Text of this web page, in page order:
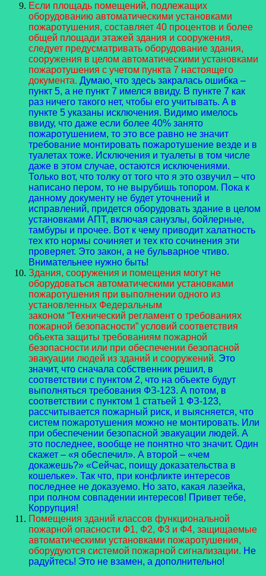
Если площадь помещений, подлежащих
оборудованию автоматическими установками
пожаротушения, составляет 40 процентов и более
общей площади этажей здания и сооружения,
следует предусматривать оборудование здания,
сооружения в целом автоматическими установками
пожаротушения с учетом пункта 7 настоящего
документа. Думаю, что здесь закралась ошибка –
пункт 5, а не пункт 7 имелся ввиду. В пункте 7 как
раз ничего такого нет, чтобы его учитывать. А в
пункте 5 указаны исключения. Видимо имелось
ввиду, что даже если более 40% занято
пожаротушением, то это все равно не значит
требование монтировать пожаротушение везде и в
туалетах тоже. Исключения и туалеты в том числе
даже в этом случае, остаются исключениями.
Только вот, что толку от того что я это озвучил – что
написано пером, то не вырубишь топором. Пока к
данному документу не будет уточнений и
исправлений, придется оборудовать здание в целом
установками АПТ, включая санузлы, бойлерные,
тамбуры и прочее. Вот к чему приводит халатность
тех кто нормы сочиняет и тех кто сочинения эти
проверяет. Это закон, а не бульварное чтиво.
Внимательнее нужно быть!
Здания, сооружения и помещения могут не
оборудоваться автоматическими установками
пожаротушения при выполнении одного из
установленных Федеральным
законом “Технический регламент о требованиях
пожарной безопасности” условий соответствия
объекта защиты требованиям пожарной
безопасности или при обеспечении безопасной
эвакуации людей из зданий и сооружений. Это
значит, что сначала собственник решил, в
соответствии с пунктом 2, что на объекте будут
выполняться требования ФЗ-123. А потом, в
соответствии с пунктом 1 статьей 1 ФЗ-123,
рассчитывается пожарный риск, и выясняется, что
систем пожаротушения можно не монтировать. Или
при обеспечении безопасной эвакуации людей. А
это последнее, вообще не понятно что значит. Один
скажет – «я обеспечил». А второй – «чем
докажешь?» «Сейчас, поищу доказательства в
кошельке». Так что, при конфликте интересов
последнее не доказуемо. Но зато, какая лазейка,
при полном совпадении интересов! Привет тебе,
Коррупция!
Помещения зданий классов функциональной
пожарной опасности Ф1, Ф2, Ф3 и Ф4, защищаемые
автоматическими установками пожаротушения,
оборудуются системой пожарной сигнализации. Не
радуйтесь! Это не взамен, а дополнительно!